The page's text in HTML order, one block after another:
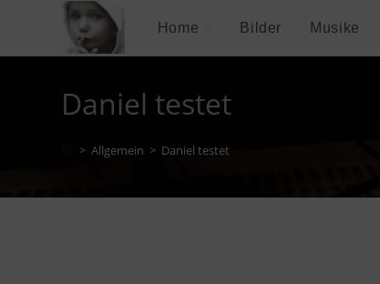
Home Bilder Musike
Daniel testet
> Allgemein > Daniel testet